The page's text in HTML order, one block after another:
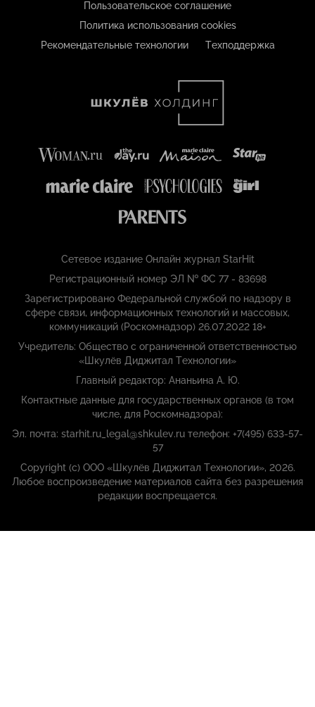
Пользовательское соглашение
Политика использования cookies
Рекомендательные технологии
Техподдержка
Сетевое издание Онлайн журнал StarHit
Регистрационный номер ЭЛ № ФС 77 - 83698
Зарегистрировано Федеральной службой по надзору в
сфере связи, информационных технологий и массовых,
коммуникаций (Роскомнадзор) 26.07.2022 18+
Учредитель: Общество с ограниченной ответственностью
«Шкулёв Диджитал Технологии»
Главный редактор: Ананьина А. Ю.
Контактные данные для государственных органов (в том
числе, для Роскомнадзора):
Эл. почта: starhit.ru_legal@shkulev.ru телефон: +7(495) 633-57-
57
Copyright (с) ООО «Шкулёв Диджитал Технологии», 2026.
Любое воспроизведение материалов сайта без разрешения
редакции воспрещается.